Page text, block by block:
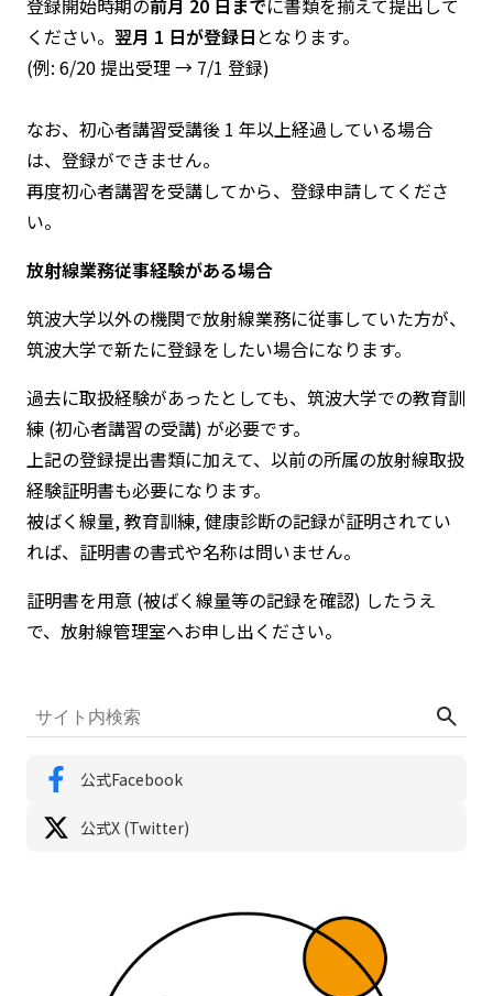
登録開始時期の前月 20 日までに書類を揃えて提出して
ください。 翌月 1 日が登録日 となります。
(例: 6/20 提出受理 → 7/1 登録)
なお、初心者講習受講後 1 年以上経過している場合
は、登録ができません。
再度初心者講習を受講してから、登録申請してくださ
い。
放射線業務従事経験がある場合
筑波大学以外の機関で放射線業務に従事していた方が、
筑波大学で新たに登録をしたい場合になります。
過去に取扱経験があったとしても、筑波大学での教育訓
練 (初心者講習の受講) が必要です。
上記の登録提出書類に加えて、以前の所属の放射線取扱
経験証明書も必要になります。
被ばく線量, 教育訓練, 健康診断の記録が証明されてい
れば、証明書の書式や名称は問いません。
証明書を用意 (被ばく線量等の記録を確認) したうえ
で、放射線管理室へお申し出ください。
公式Facebook
公式X (Twitter)